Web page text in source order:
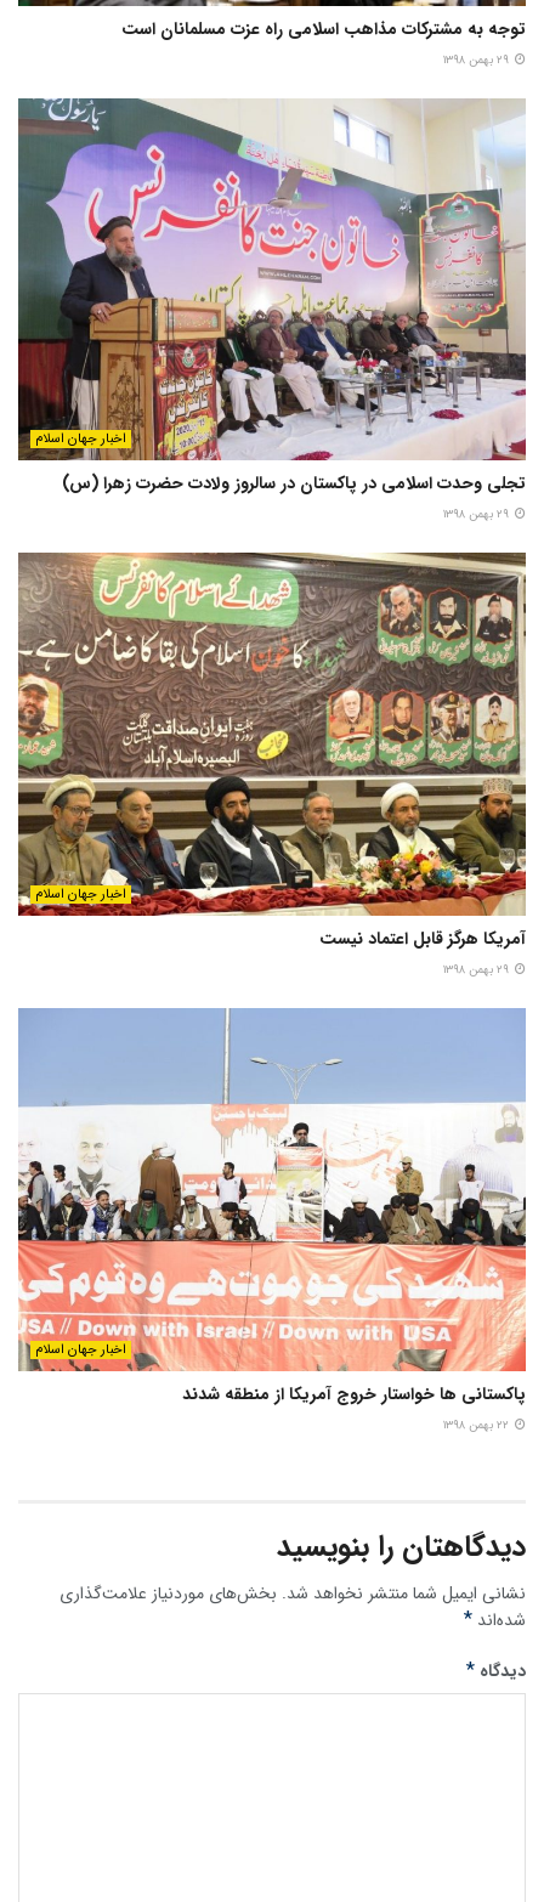
توجه به مشترکات مذاهب اسلامی راه عزت مسلمانان است
اخبار جهان اسلام
تجلی وحدت اسلامی در پاکستان در سالروز ولادت حضرت زهرا (س)
اخبار جهان اسلام
آمریکا هرگز قابل اعتماد نیست
اخبار جهان اسلام
پاکستانی ها خواستار خروج آمریکا از منطقه شدند
دیدگاهتان را بنویسید
نشانی ایمیل شما منتشر نخواهد شد. بخش‌های موردنیاز علامت‌گذاری
شده‌اند *
دیدگاه *